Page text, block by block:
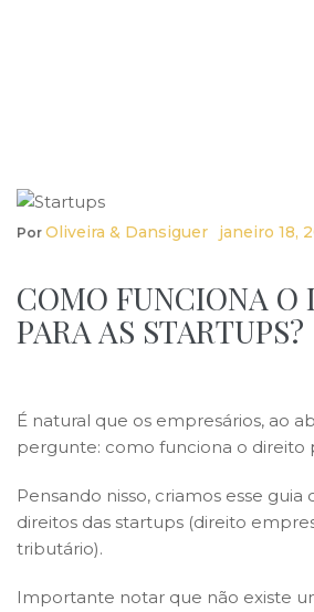
Por Oliveira & Dansiguer Janeiro 18,
COMO FUNCIONA O
PARA AS STARTUPS?
É natural que os empresários, ao
pergunte: como funciona o direito
Pensando nisso, criamos esse guia
direitos das startups (direito
tributário).
Importante notar que não existe